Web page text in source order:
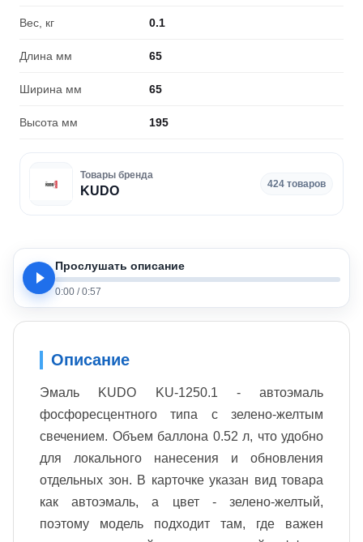
Вес, кг 0.1
Длина мм 65
Ширина мм 65
Высота мм 195
Товары бренда
KUDO
424 товаров
Прослушать описание
0:00 / 0:57
Описание
Эмаль KUDO KU-1250.1 - автоэмаль
фосфоресцентного типа с зелено-желтым
свечением. Объем баллона 0.52 л, что удобно
для локального нанесения и обновления
отдельных зон. В карточке указан вид товара
как автоэмаль, а цвет - зелено-желтый,
поэтому модель подходит там, где важен